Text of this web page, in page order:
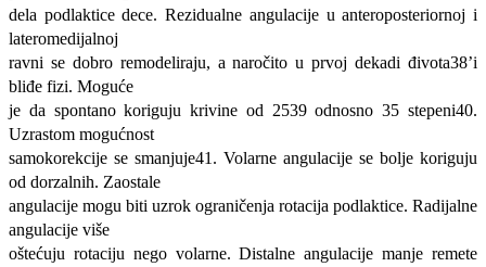
dela podlaktice dece. Rezidualne angulacije u anteroposteriornoj i
lateromedijalnoj
ravni se dobro remodeliraju, a naročito u prvoj dekadi đivota38’i
bliđe fizi. Moguće
je da spontano koriguju krivine od 2539 odnosno 35 stepeni40.
Uzrastom mogućnost
samokorekcije se smanjuje41. Volarne angulacije se bolje koriguju
od dorzalnih. Zaostale
angulacije mogu biti uzrok ograničenja rotacija podlaktice. Radijalne
angulacije više
oštećuju rotaciju nego volarne. Distalne angulacije manje remete